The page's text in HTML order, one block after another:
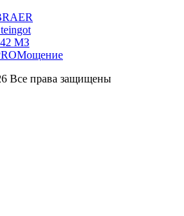
МЗ
Все права защищены